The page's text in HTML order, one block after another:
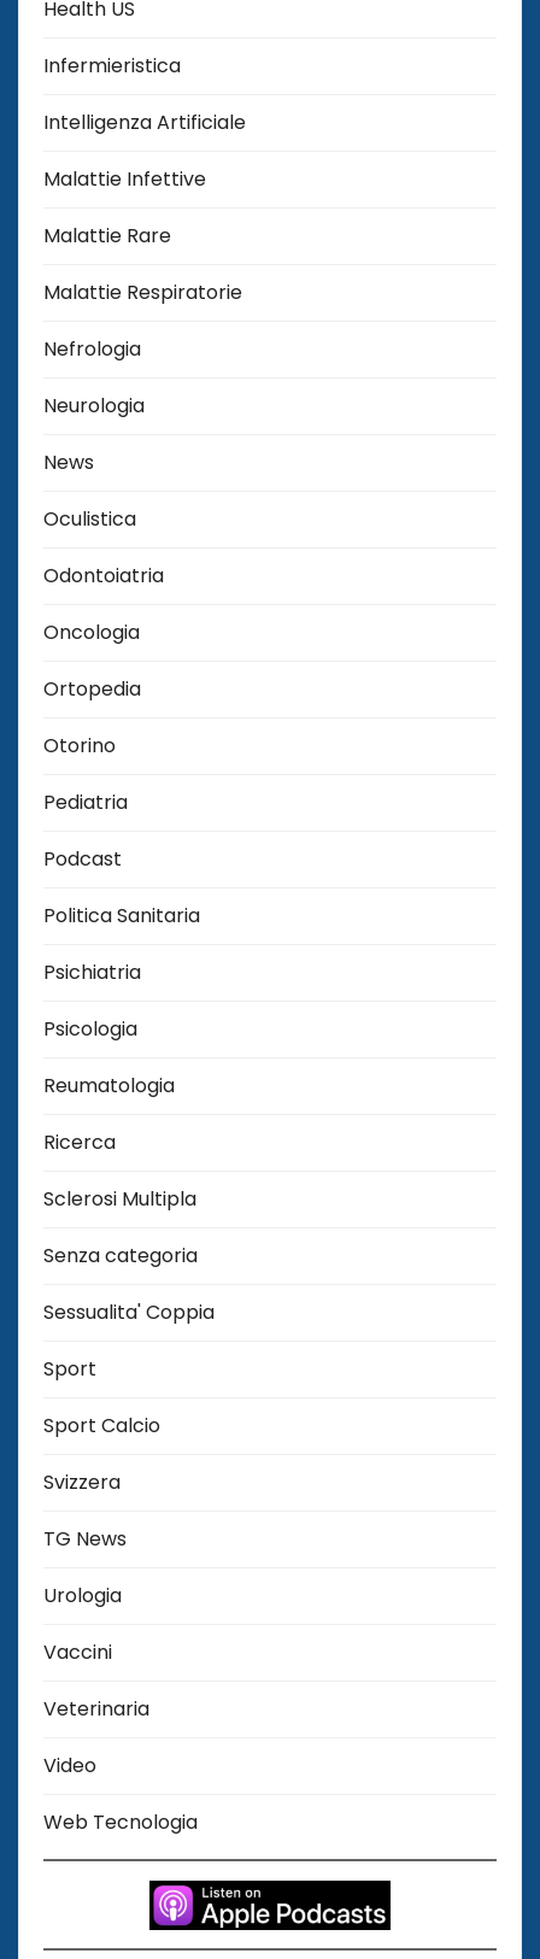
Health US
Infermieristica
Intelligenza Artificiale
Malattie Infettive
Malattie Rare
Malattie Respiratorie
Nefrologia
Neurologia
News
Oculistica
Odontoiatria
Oncologia
Ortopedia
Otorino
Pediatria
Podcast
Politica Sanitaria
Psichiatria
Psicologia
Reumatologia
Ricerca
Sclerosi Multipla
Senza categoria
Sessualita' Coppia
Sport
Sport Calcio
Svizzera
TG News
Urologia
Vaccini
Veterinaria
Video
Web Tecnologia